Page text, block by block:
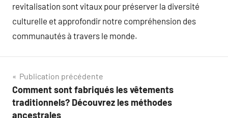
revitalisation sont vitaux pour préserver la diversité
culturelle et approfondir notre compréhension des
communautés à travers le monde.
Navigation
de
Publication précédente
Comment sont fabriqués les vêtements
traditionnels? Découvrez les méthodes
ancestrales